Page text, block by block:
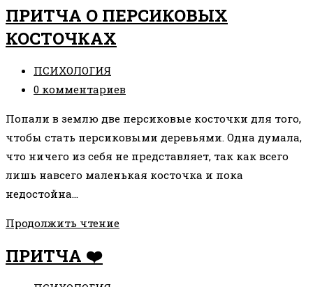
ЧРЕЗМЕРНОЙ
ПРИТЧА О ПЕРСИКОВЫХ
КОСТОЧКАХ
Рубрика
записи:
ПСИХОЛОГИЯ
Комментарии
записи:
0 комментариев
Попали в землю две персиковые косточки для того,
чтобы стать персиковыми деревьями. Одна думала,
что ничего из себя не представляет, так как всего
лишь навсего маленькая косточка и пока
недостойна…
Продолжить чтениеПРИТЧА
ПРИТЧА ❤️